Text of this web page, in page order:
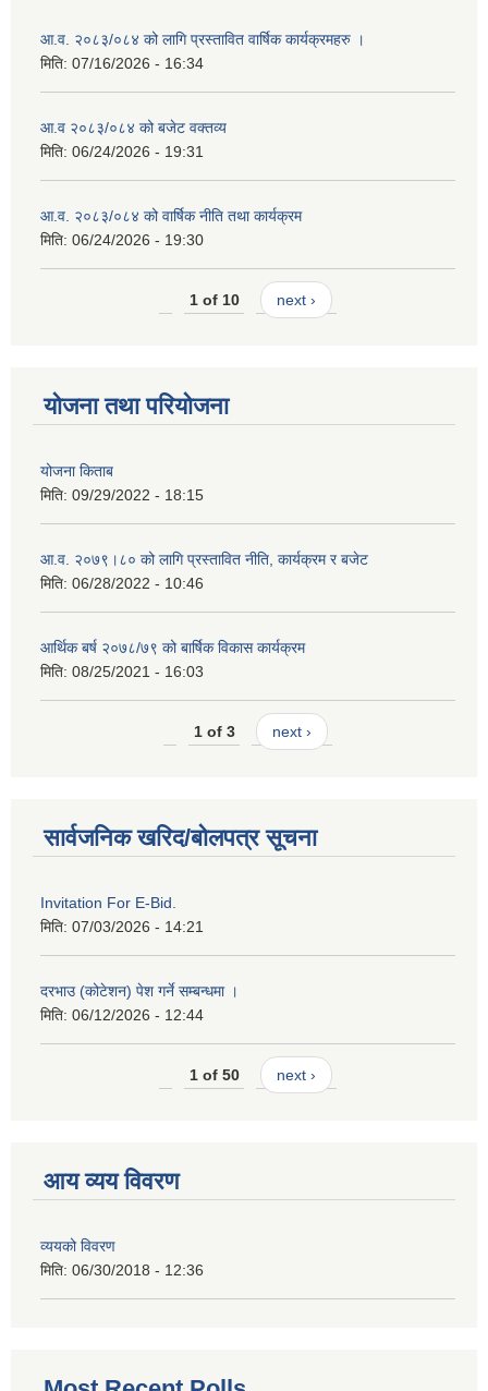
आ.व. २०८३/०८४ को लागि प्रस्तावित वार्षिक कार्यक्रमहरु ।
मिति: 07/16/2026 - 16:34
आ.व २०८३/०८४ को बजेट वक्तव्य
मिति: 06/24/2026 - 19:31
आ.व. २०८३/०८४ को वार्षिक नीति तथा कार्यक्रम
मिति: 06/24/2026 - 19:30
1 of 10 next ›
योजना तथा परियोजना
योजना किताब
मिति: 09/29/2022 - 18:15
आ.व. २०७९।८० को लागि प्रस्तावित नीति, कार्यक्रम र बजेट
मिति: 06/28/2022 - 10:46
आर्थिक बर्ष २०७८/७९ को बार्षिक विकास कार्यक्रम
मिति: 08/25/2021 - 16:03
1 of 3 next ›
सार्वजनिक खरिद/बोलपत्र सूचना
Invitation For E-Bid.
मिति: 07/03/2026 - 14:21
दरभाउ (कोटेशन) पेश गर्ने सम्बन्धमा ।
मिति: 06/12/2026 - 12:44
1 of 50 next ›
आय व्यय विवरण
व्ययको विवरण
मिति: 06/30/2018 - 12:36